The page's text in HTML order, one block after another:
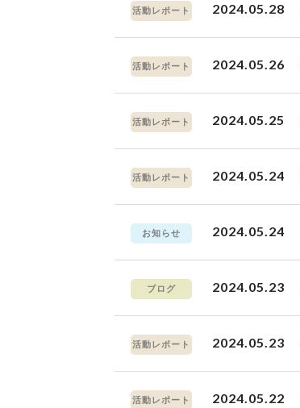
活動レポート 2024.05.28
活動レポート 2024.05.26
活動レポート 2024.05.25
活動レポート 2024.05.24
お知らせ 2024.05.24
ブログ 2024.05.23
活動レポート 2024.05.23
活動レポート 2024.05.22